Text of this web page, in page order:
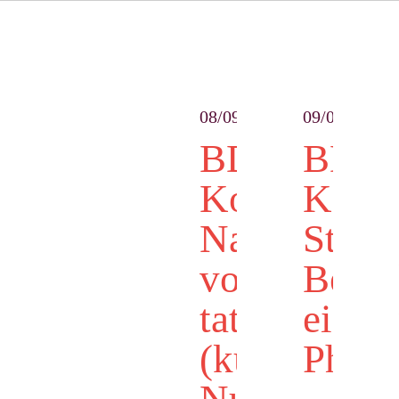
08/09
BDD
Kompakt:
Nach
von
(kürzeren)
09/06
BDD
einer